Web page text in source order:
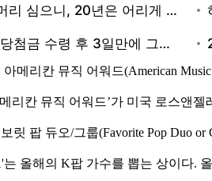
아메리칸 뮤직 어워드(American
리칸 뮤직 어워드’가 미국 로스앤
릿 팝 듀오/그룹(Favorite Pop Duo
는 올해의 K팝 가수를 뽑는 상이다.